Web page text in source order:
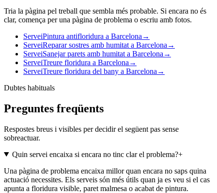
Tria la pàgina pel treball que sembla més probable. Si encara no és
clar, comença per una pàgina de problema o escriu amb fotos.
ServeiPintura antifloridura a Barcelona →
ServeiReparar sostres amb humitat a Barcelona →
ServeiSanejar parets amb humitat a Barcelona →
ServeiTreure floridura a Barcelona →
ServeiTreure floridura del bany a Barcelona →
Dubtes habituals
Preguntes freqüents
Respostes breus i visibles per decidir el següent pas sense
sobreactuar.
Quin servei encaixa si encara no tinc clar el problema?+
Una pàgina de problema encaixa millor quan encara no saps quina
actuació necessites. Els serveis són més útils quan ja es veu si el cas
apunta a floridura visible, paret malmesa o acabat de pintura.